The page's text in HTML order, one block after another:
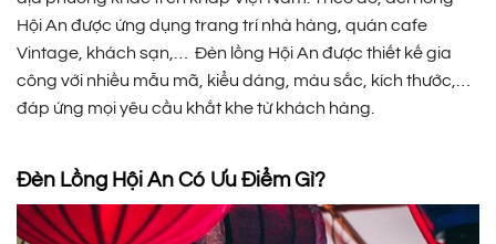
Hội An được ứng dụng trang trí nhà hàng, quán cafe
Vintage, khách sạn,… Đèn lồng Hội An được thiết kế gia
công với nhiều mẫu mã, kiểu dáng, màu sắc, kích thước,…
đáp ứng mọi yêu cầu khắt khe từ khách hàng.
Đèn Lồng Hội An Có Ưu Điểm Gì?